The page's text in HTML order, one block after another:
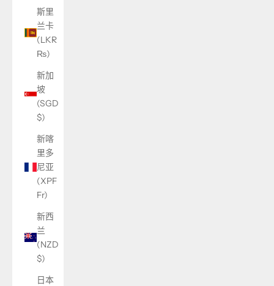
斯里
兰卡
(LKR
₨)
新加
坡
(SGD
$)
新喀
里多
尼亚
(XPF
Fr)
新西
兰
(NZD
$)
日本